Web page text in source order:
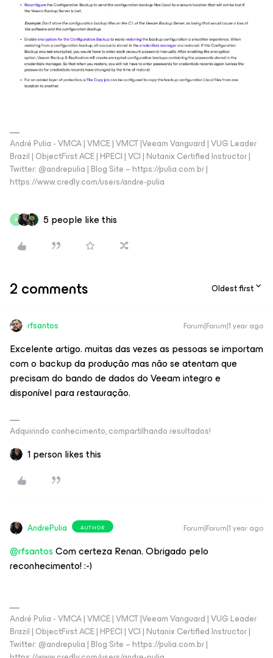
André Pulia - VMCA | VMCE | VMCT |Veeam Vanguard | VUG Leader
Brazil | ObjectFirst ACE | HPECI | VCI | Nutanix Certified Instructor |
Twitter: @andrepulia | Blog Site – https://pulia.com.br |
https://www.credly.com/users/andre-pulia
A 5 people like this
2 comments Oldest first
rfsantos Forum|Forum|1 year ago
Excelente artigo. muitas das vezes as pessoas se importam
com o backup da produção mas não se atentam que
precisam do bando de dados do Veeam integro e
disponível para restauração.
Adquirindo conhecimento, compartilhando resultados!
1 person likes this
AndrePulia AUTHOR Forum|Forum|1 year ago
@rfsantosCom certeza Renan. Obrigado pelo
reconhecimento! :-)
André Pulia - VMCA | VMCE | VMCT |Veeam Vanguard | VUG Leader
Brazil | ObjectFirst ACE | HPECI | VCI | Nutanix Certified Instructor |
Twitter: @andrepulia | Blog Site – https://pulia.com.br |